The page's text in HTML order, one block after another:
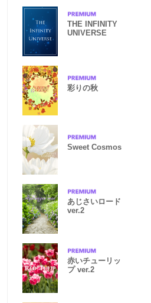
THE INFINITY
UNIVERSE
彩りの秋
Sweet Cosmos
あじさいロード
ver.2
赤いチューリッ
プ ver.2